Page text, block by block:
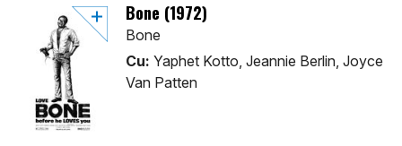
Bone (1972)
Bone
Cu: Yaphet Kotto, Jeannie Berlin, Joyce
Van Patten